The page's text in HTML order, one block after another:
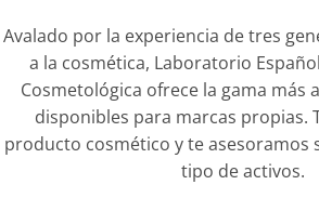
Avalado por la experiencia de tres
a la cosmética, Laboratorio
Cosmetológica ofrece la gama más
disponibles para marcas propias.
producto cosmético y te asesoramos
tipo de activos.